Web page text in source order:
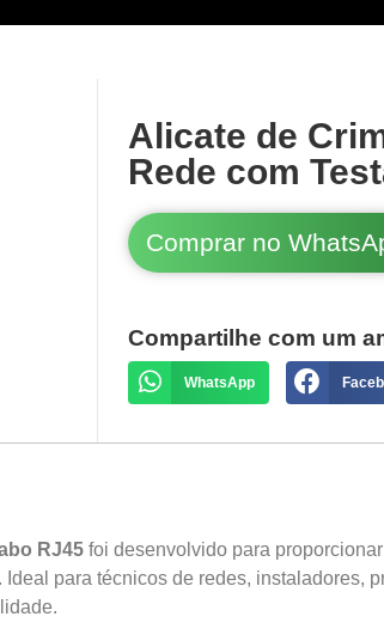
Alicate de
Rede com
Comprar no
Compartilhe com um
WhatsApp
RJ45 foi desenvolvido para
para técnicos de redes, instaladores,